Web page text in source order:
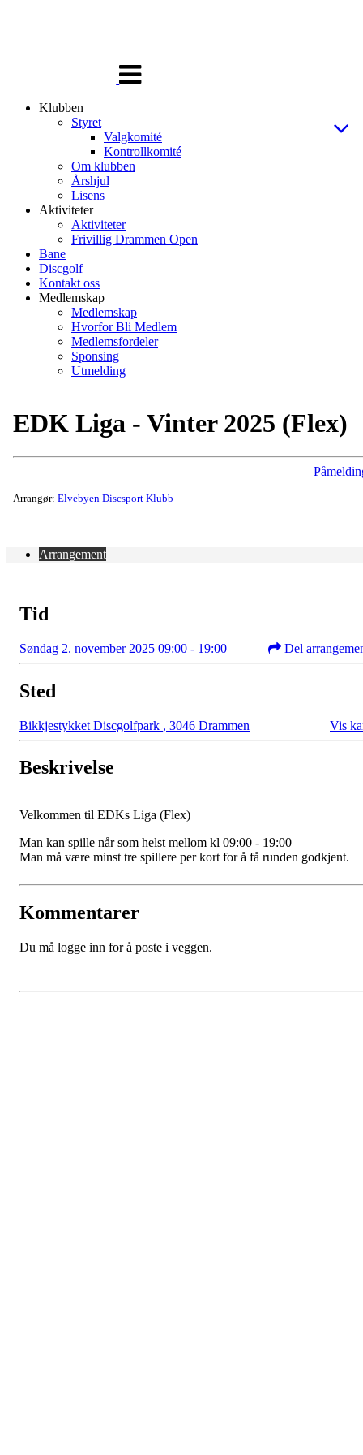
navigasjon
Klubben
Styret
Valgkomité
Kontrollkomité
Om klubben
Årshjul
Lisens
Aktiviteter
Aktiviteter
Frivillig Drammen Open
Bane
Discgolf
Kontakt oss
Medlemskap
Medlemskap
Hvorfor Bli Medlem
Medlemsfordeler
Sponsing
Utmelding
EDK Liga - Vinter 2025 (Flex)
Arrangør: Elvebyen Discsport Klubb
Arrangement
Tid
Søndag 2. november 2025 09:00 - 19:00 Del
Sted
Bikkjestykket Discgolfpark , 3046 Drammen Vis
Beskrivelse
Velkommen til EDKs Liga (Flex)
Man kan spille når som helst mellom kl 09:00 - 19:00
Man må være minst tre spillere per kort for å få runden godkjent.
Kommentarer
Du må logge inn for å poste i veggen.